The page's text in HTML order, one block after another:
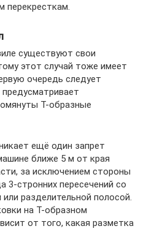
перекресткам.
существуют свои
этот случай тоже имеет
очередь следует
Т-образные
ещё один запрет
ближе 5 м от края
за исключением стороны
3-стронних пересечений со
разделительной полосой.
на Т-образном
от того, какая разметка